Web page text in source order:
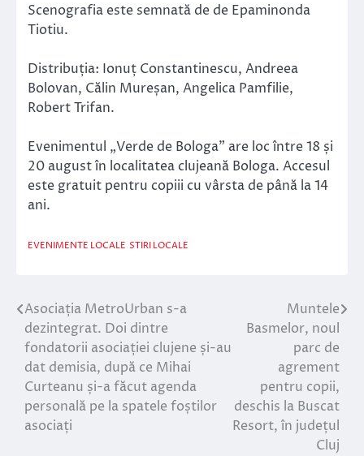
Scenografia este semnată de de Epaminonda
Tiotiu.
Distribuția: Ionuț Constantinescu, Andreea
Bolovan, Călin Mureșan, Angelica Pamfilie,
Robert Trifan.
Evenimentul „Verde de Bologa” are loc între 18 și
20 august în localitatea clujeană Bologa. Accesul
este gratuit pentru copiii cu vârsta de până la 14
ani.
EVENIMENTE LOCALE STIRI LOCALE
Navigare
în
articole
Asociația MetroUrban s-a
dezintegrat. Doi dintre
fondatorii asociației clujene și-au
dat demisia, după ce Mihai
Curteanu și-a făcut agenda
personală pe la spatele foștilor
asociați
Muntele
Basmelor, noul
parc de
agrement
pentru copii,
deschis la Buscat
Resort, în județul
Cluj